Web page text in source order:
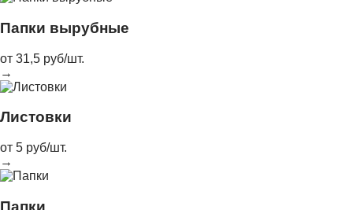
Папки вырубные
от 31,5 руб/шт.
→
Листовки
от 5 руб/шт.
→
Папки